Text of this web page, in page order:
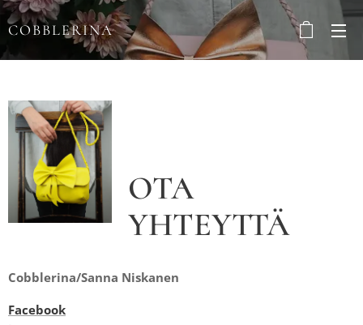
COBBLERINA
OTA
YHTEYTTÄ
Cobblerina/Sanna Niskanen
Facebook